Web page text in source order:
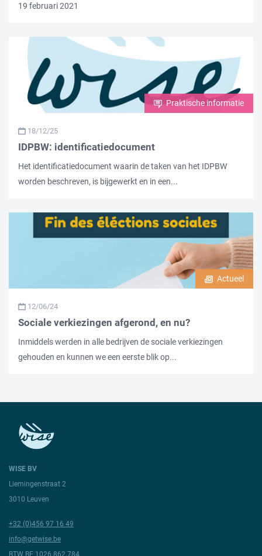
19 februari 2021
Praktische informatie
18/12/25
IDPBW: identificatiedocument
Het identificatiedocument waarin de taken van het IDPBW
worden beschreven, is bijgewerkt en in een...
Actueel
12/06/24
Sociale verkiezingen afgerond, en nu?
Inmiddels werden in alle bedrijven de sociale verkiezingen
gehouden en kunnen we een eerste blik op...
WISE BV
Liemingenstraat 2
3010 Leuven
+32 (0)456 97 16 49
info@getwise.be